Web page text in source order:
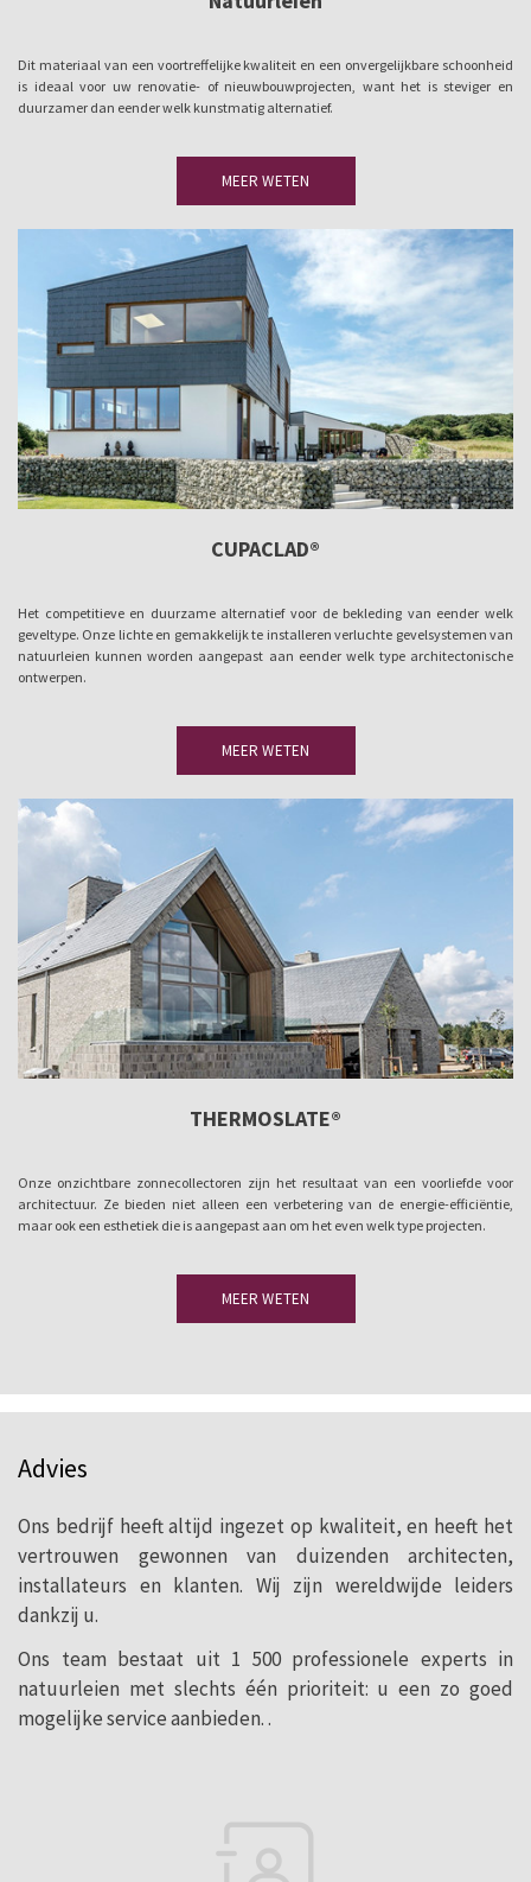
Dit materiaal van een voortreffelijke kwaliteit en een onvergelijkbare schoonheid
is ideaal voor uw renovatie- of nieuwbouwprojecten, want het is steviger en
duurzamer dan eender welk kunstmatig alternatief.
MEER WETEN
CUPACLAD®
Het competitieve en duurzame alternatief voor de bekleding van eender welk
geveltype. Onze lichte en gemakkelijk te installeren verluchte gevelsystemen van
natuurleien kunnen worden aangepast aan eender welk type architectonische
ontwerpen.
MEER WETEN
THERMOSLATE®
Onze onzichtbare zonnecollectoren zijn het resultaat van een voorliefde voor
architectuur. Ze bieden niet alleen een verbetering van de energie-efficiëntie,
maar ook een esthetiek die is aangepast aan om het even welk type projecten.
MEER WETEN
Advies
Ons bedrijf heeft altijd ingezet op kwaliteit, en heeft het
vertrouwen gewonnen van duizenden architecten,
installateurs en klanten. Wij zijn wereldwijde leiders
dankzij u.
Ons team bestaat uit 1 500 professionele experts in
natuurleien met slechts één prioriteit: u een zo goed
mogelijke service aanbieden. .